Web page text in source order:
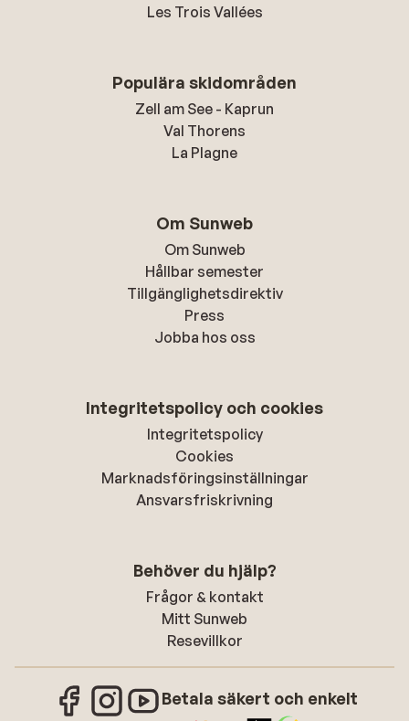
Les Trois Vallées
Populära skidområden
Zell am See - Kaprun
Val Thorens
La Plagne
Om Sunweb
Om Sunweb
Hållbar semester
Tillgänglighetsdirektiv
Press
Jobba hos oss
Integritetspolicy och cookies
Integritetspolicy
Cookies
Marknadsföringsinställningar
Ansvarsfriskrivning
Behöver du hjälp?
Frågor & kontakt
Mitt Sunweb
Resevillkor
Betala säkert och enkelt